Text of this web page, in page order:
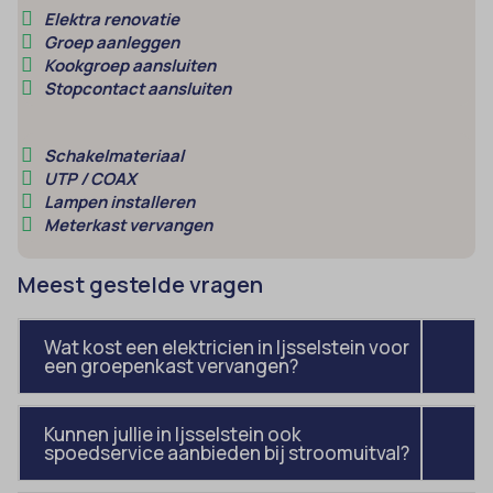
Elektra renovatie
Groep aanleggen
Kookgroep aansluiten
Stopcontact aansluiten
Schakelmateriaal
UTP / COAX
Lampen installeren
Meterkast vervangen
Meest gestelde vragen
Wat kost een elektricien in Ijsselstein voor
een groepenkast vervangen?
Kunnen jullie in Ijsselstein ook
spoedservice aanbieden bij stroomuitval?
cmplz_marketing
cmplz_preferences
cmplz_statistics
cookie_notice_accepted
CookieConsent
cookieconsent_status
et-editor-available-post-*
gdpr_consent
sajssdk_2015_cross_new_user
uc_user_interaction
_gcl_aw
_gcl_gs
intercom-device-id-*
gecategoriseerd.
Details weergeven
_dd_s
_deCookiesConsent
_ketch_consent_v1_
acris_cookie_acc
amp_*
av_lang
blocksy_cookies_consent_accepted